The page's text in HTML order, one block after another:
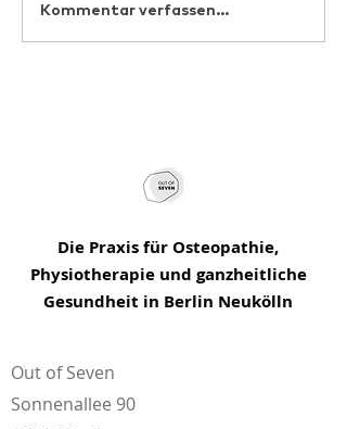
Wenn der Rücken nicht zur Ruhe
kommt: versteckte Ursachen im Blut
Kommentar verfassen...
Die Praxis für Osteopathie,
Physiotherapie und ganzheitliche
Gesundheit in Berlin Neukölln
Out of Seven
Sonnenallee 90